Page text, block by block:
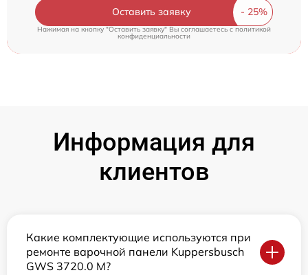
Оставить заявку
Нажимая на кнопку "Оставить заявку" Вы соглашаетесь c политикой
конфиденциальности
Информация для
клиентов
Какие комплектующие используются при
ремонте варочной панели Kuppersbusch
GWS 3720.0 M?